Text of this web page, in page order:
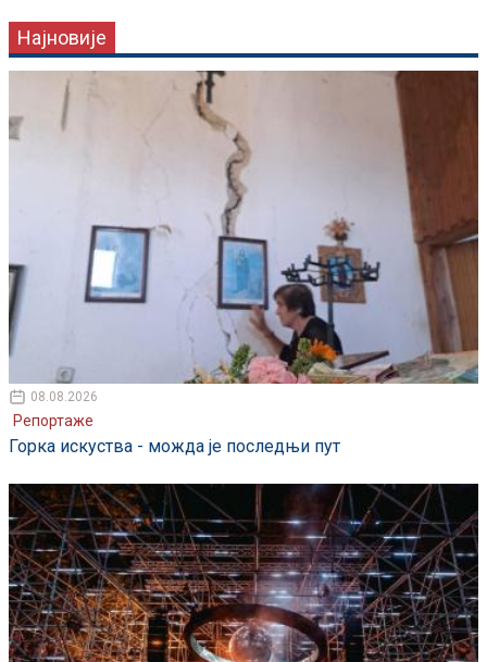
Најновије
08.08.2026
Репортаже
Горка искуства - можда је последњи пут